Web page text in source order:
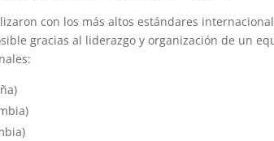
con los más altos estándares
gracias al liderazgo y organización de un